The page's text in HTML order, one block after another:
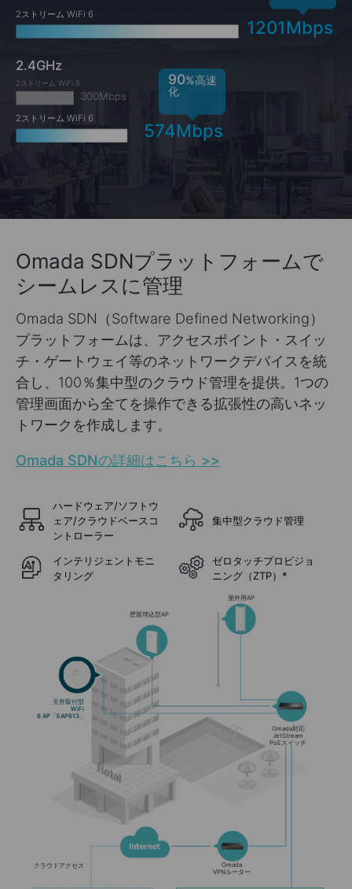
2ストリーム WiFi 6
1201Mbps
2ストリーム WiFi 5
2ストリーム WiFi 6
2.4GHz
90%高速
化
300Mbps
574Mbps
Omada SDNプラットフォームで
シームレスに管理
Omada SDN（Software Defined Networking）
プラットフォームは、アクセスポイント・スイッ
チ・ゲートウェイ等のネットワークデバイスを統
合し、100％集中型のクラウド管理を提供。1つの
管理画面から全てを操作できる拡張性の高いネッ
トワークを作成します。
Omada SDNの詳細はこちら >>
ハードウェア/ソフトウ
ェア/クラウドベースコ
ントローラー
集中型クラウド管理
インテリジェントモニ
タリング
ゼロタッチプロビジョ
ニング（ZTP） *
クラウドアクセス
天井取付型
WiFi
6 AP「EAP613」
壁面埋込型AP
屋外用AP
Omada対応
JetStream
PoEスイッチ
Omada
VPNルーター